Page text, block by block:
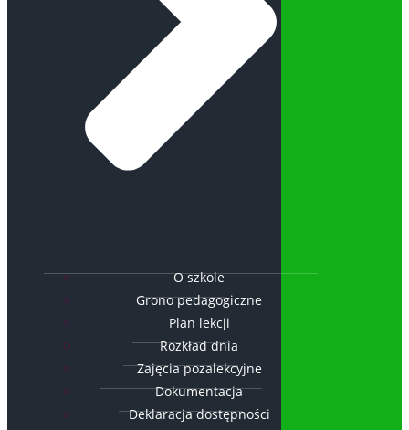
O szkole
Grono pedagogiczne
Plan lekcji
Rozkład dnia
Zajęcia pozalekcyjne
Dokumentacja
Deklaracja dostępności